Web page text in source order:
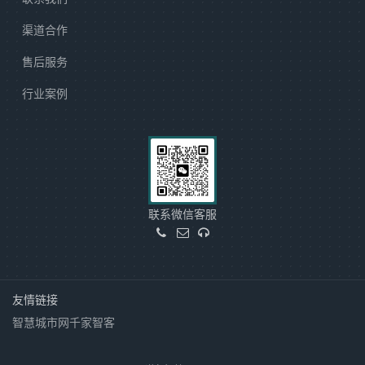
渠道合作
售后服务
行业案例
联系微信客服
友情链接
智慧城市网千家智客